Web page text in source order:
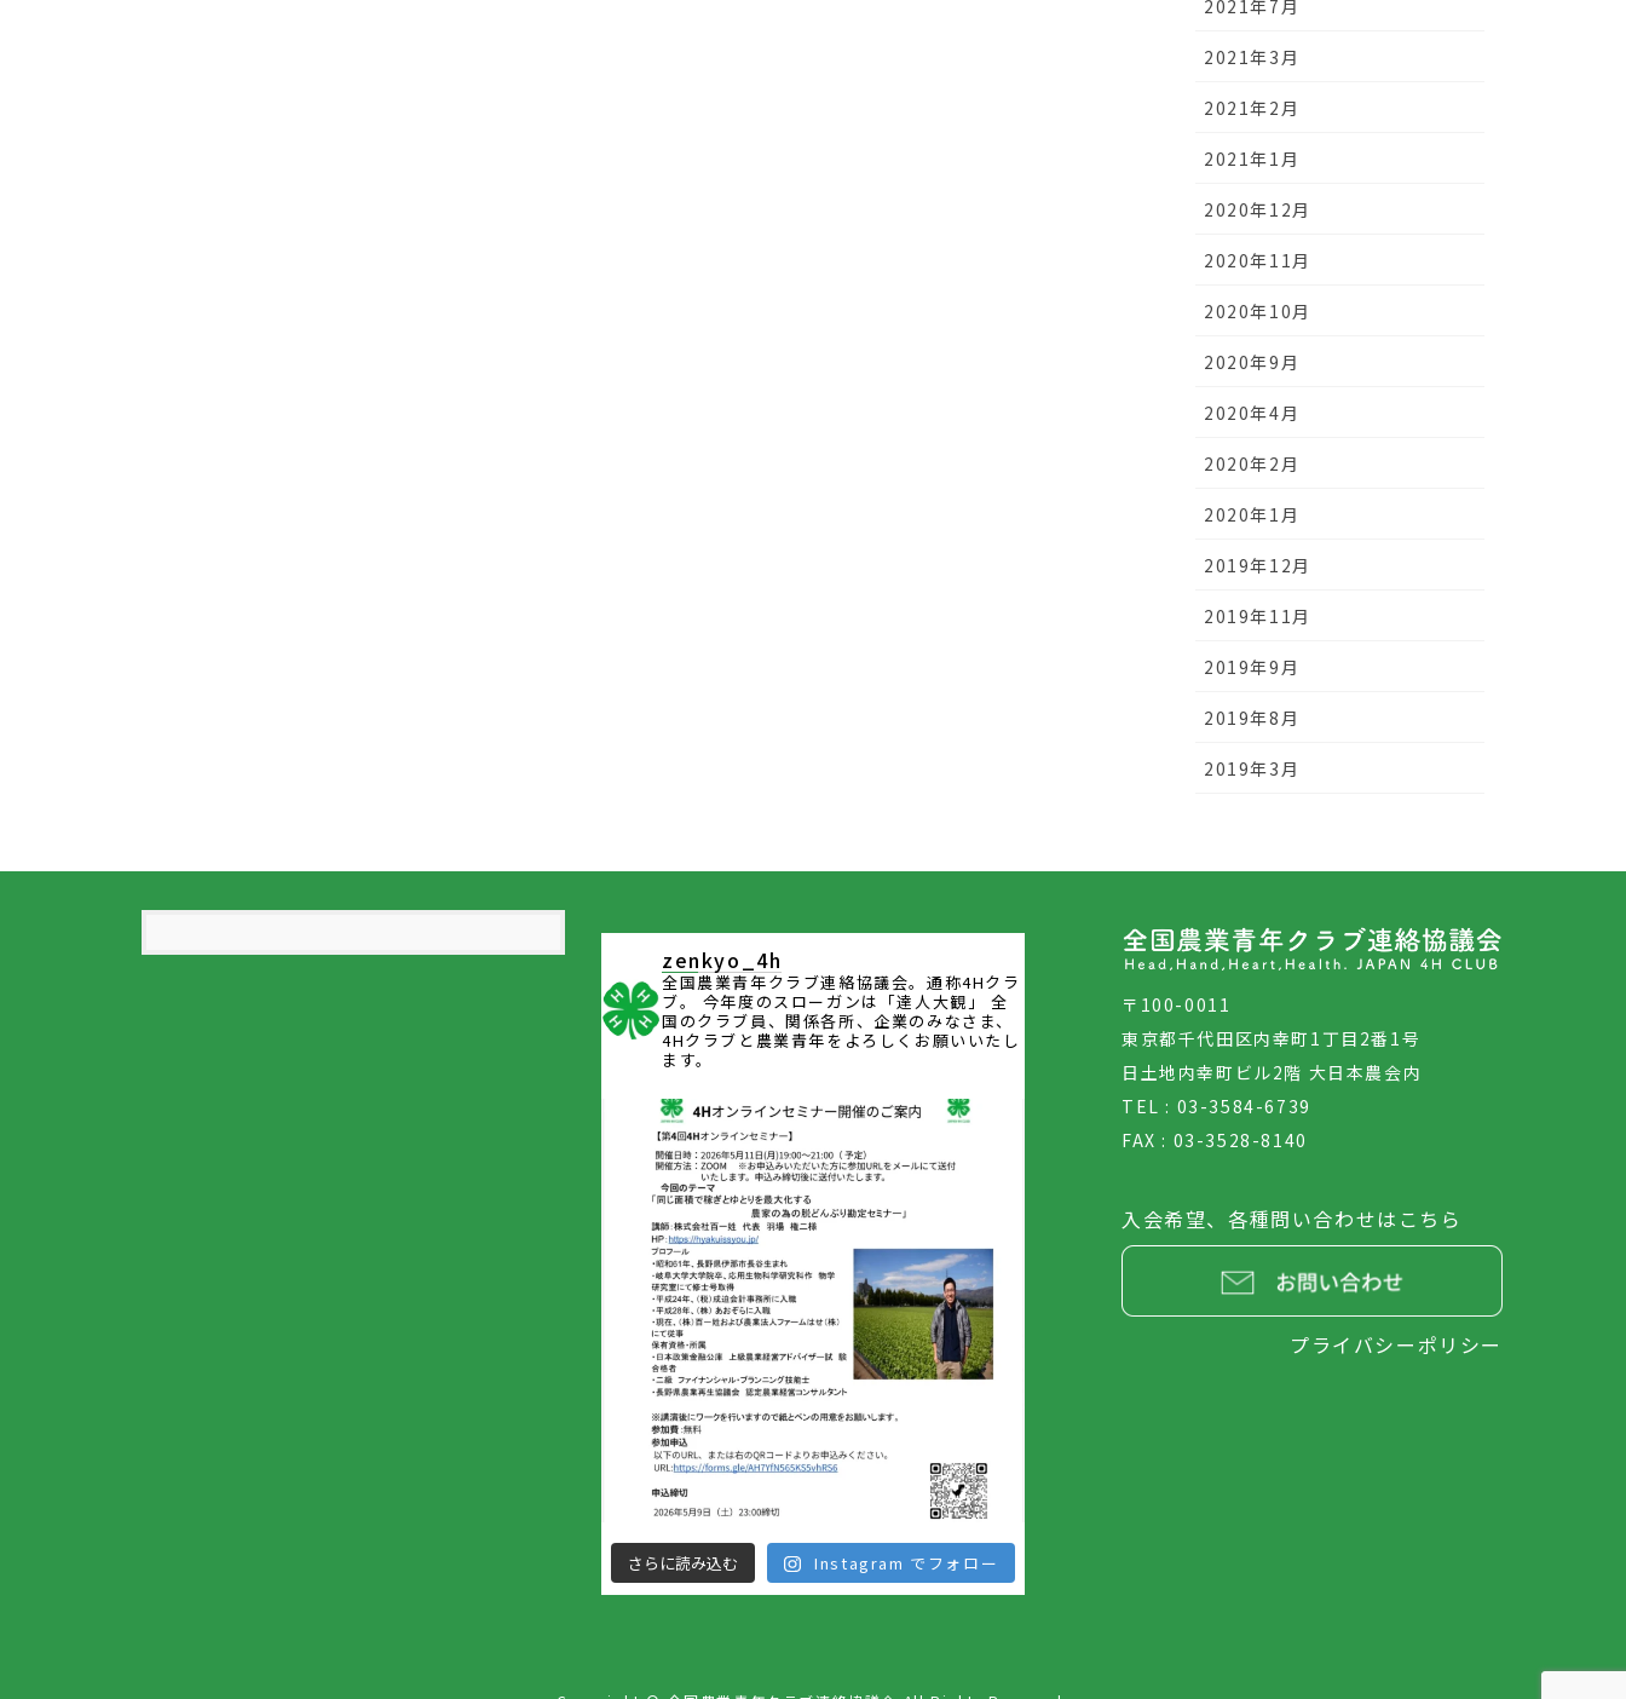
2021年7月
2021年3月
2021年2月
2021年1月
2020年12月
2020年11月
2020年10月
2020年9月
2020年4月
2020年2月
2020年1月
2019年12月
2019年11月
2019年9月
2019年8月
2019年3月
zenkyo_4h
全国農業青年クラブ連絡協議会。通称4Hクラ
ブ。
今年度のスローガンは「達人大観」
全
国のクラブ員、関係各所、企業のみなさま、
4Hクラブと農業青年をよろしくお願いいたし
ます。
さらに読み込む Instagram でフォロー
〒100-0011
東京都千代田区内幸町1丁目2番1号
日土地内幸町ビル2階 大日本農会内
TEL : 03-3584-6739
FAX : 03-3528-8140
入会希望、各種問い合わせはこちら
プライバシーポリシー